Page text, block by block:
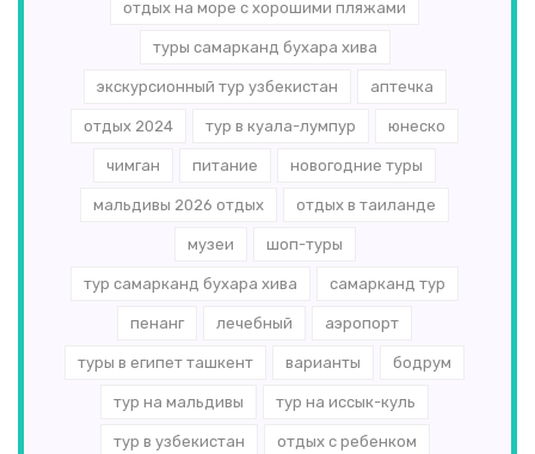
отдых на море с хорошими пляжами
туры самарканд бухара хива
экскурсионный тур узбекистан аптечка
отдых 2024 тур в куала-лумпур юнеско
чимган питание новогодние туры
мальдивы 2026 отдых отдых в таиланде
музеи шоп-туры
тур самарканд бухара хива самарканд тур
пенанг лечебный аэропорт
туры в египет ташкент варианты бодрум
тур на мальдивы тур на иссык-куль
тур в узбекистан отдых с ребенком